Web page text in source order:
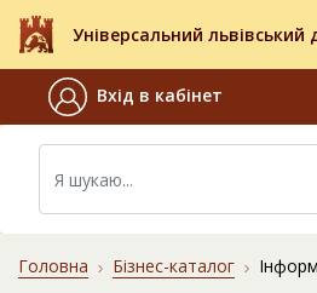
Універсальний львівський
Вхід в кабінет
Головна Бізнес-каталог